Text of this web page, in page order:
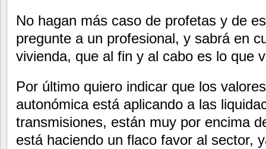
No hagan más caso de profetas y de
pregunte a un profesional, y sabrá en
vivienda, que al fin y al cabo es lo que
Por último quiero indicar que los
autonómica está aplicando a las
transmisiones, están muy por encima
está haciendo un flaco favor al sector,